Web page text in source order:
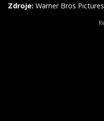
Zdroje: Warner Bros Pictures